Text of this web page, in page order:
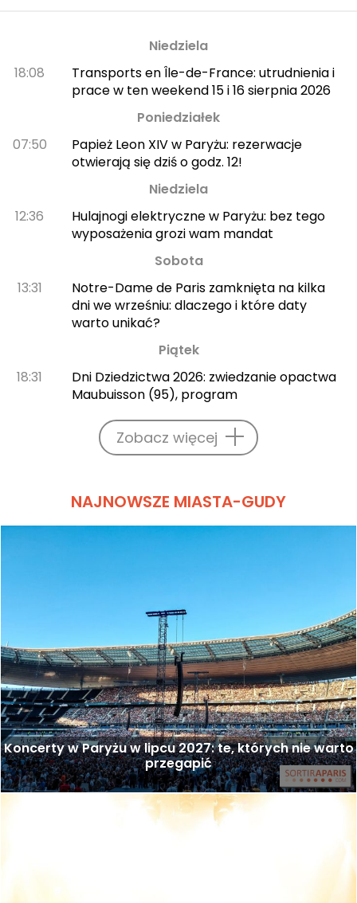
Niedziela
18:08
Transports en Île-de-France: utrudnienia i
prace w ten weekend 15 i 16 sierpnia 2026
Poniedziałek
07:50
Papież Leon XIV w Paryżu: rezerwacje
otwierają się dziś o godz. 12!
Niedziela
12:36
Hulajnogi elektryczne w Paryżu: bez tego
wyposażenia grozi wam mandat
Sobota
13:31
Notre-Dame de Paris zamknięta na kilka
dni we wrześniu: dlaczego i które daty
warto unikać?
Piątek
18:31
Dni Dziedzictwa 2026: zwiedzanie opactwa
Maubuisson (95), program
Zobacz więcej
NAJNOWSZE MIASTA-GUDY
Koncerty w Paryżu w lipcu 2027: te, których nie warto
przegapić